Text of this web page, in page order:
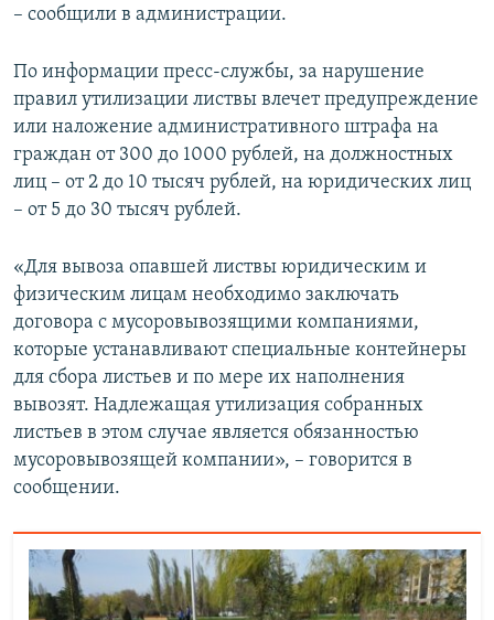
– сообщили в администрации.
По информации пресс-службы, за нарушение
правил утилизации листвы влечет предупреждение
или наложение административного штрафа на
граждан от 300 до 1000 рублей, на должностных
лиц – от 2 до 10 тысяч рублей, на юридических лиц
– от 5 до 30 тысяч рублей.
«Для вывоза опавшей листвы юридическим и
физическим лицам необходимо заключать
договора с мусоровывозящими компаниями,
которые устанавливают специальные контейнеры
для сбора листьев и по мере их наполнения
вывозят. Надлежащая утилизация собранных
листьев в этом случае является обязанностью
мусоровывозящей компании», – говорится в
сообщении.